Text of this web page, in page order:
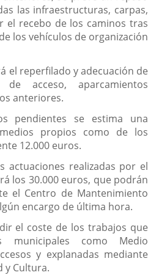
las infraestructuras, carpas,
el recebo de los caminos tras
los vehículos de organización
el reperfilado y adecuación de
acceso, aparcamientos
anteriores.
pendientes se estima una
propios como de los
12.000 euros.
realizadas por el
los 30.000 euros, que podrán
el Centro de Mantenimiento
encargo de última hora.
el coste de los trabajos que
municipales como Medio
y explanadas mediante
y Cultura.